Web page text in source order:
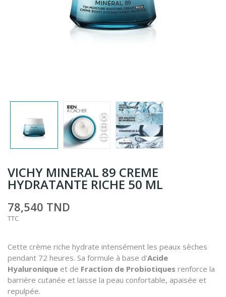
VICHY MINERAL 89 CREME
HYDRATANTE RICHE 50 ML
78,540 TND
TTC
Cette crème riche hydrate intensément les peaux sèches
pendant 72 heures. Sa formule à base d'Acide
Hyaluronique et de Fraction de Probiotiques renforce la
barrière cutanée et laisse la peau confortable, apaisée et
repulpée.